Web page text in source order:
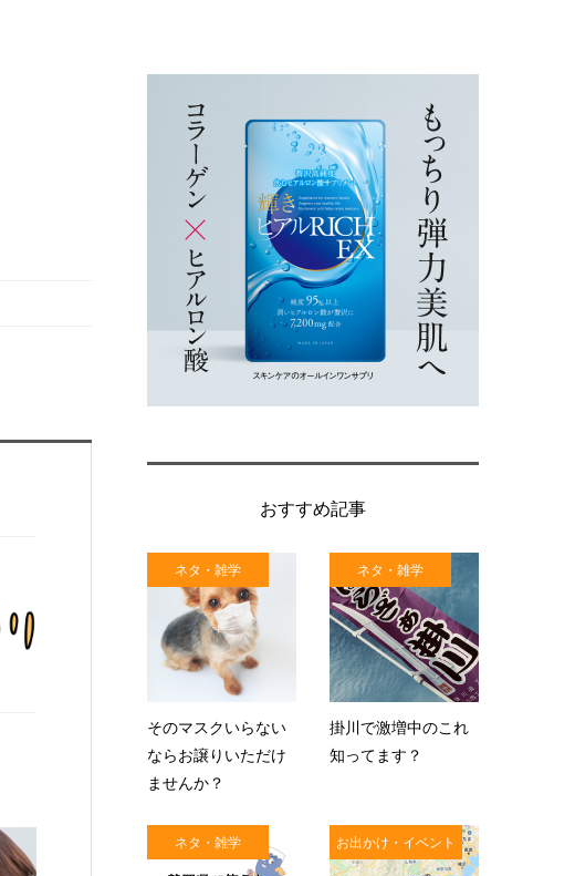
おすすめ記事
ネタ・雑学
そのマスクいらない
ならお譲りいただけ
ませんか？
ネタ・雑学
掛川で激増中のこれ
知ってます？
ネタ・雑学 お出かけ・イベント